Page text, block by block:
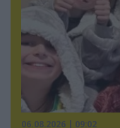
06.08.2026 | 09:02